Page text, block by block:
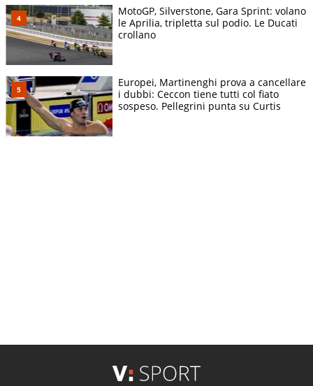
MotoGP, Silverstone, Gara Sprint: volano
le Aprilia, tripletta sul podio. Le Ducati
crollano
Europei, Martinenghi prova a cancellare
i dubbi: Ceccon tiene tutti col fiato
sospeso. Pellegrini punta su Curtis